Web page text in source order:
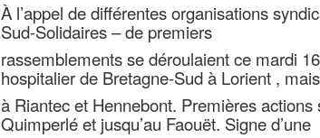
À l’appel de différentes organisations
Sud-Solidaires – de premiers
rassemblements se déroulaient ce mardi
hospitalier de Bretagne-Sud à Lorient ,
à Riantec et Hennebont. Premières
Quimperlé et jusqu’au Faouët. Signe d’une